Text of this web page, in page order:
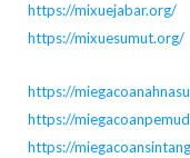
https://mixuejabar.org/
https://mixuesumut.org/
https://
https://
https://